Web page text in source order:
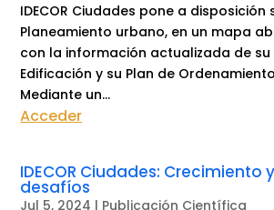
IDECOR Ciudades pone a
Planeamiento urbano, en un mapa
con la información actualizada de
Edificación y su Plan de
Mediante un...
Acceder
IDECOR Ciudades: Crecimiento
desafíos
Jul 5, 2024 | Publicación Científica